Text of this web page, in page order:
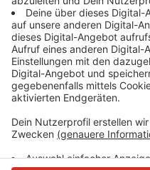
Anzeige
Anzeige